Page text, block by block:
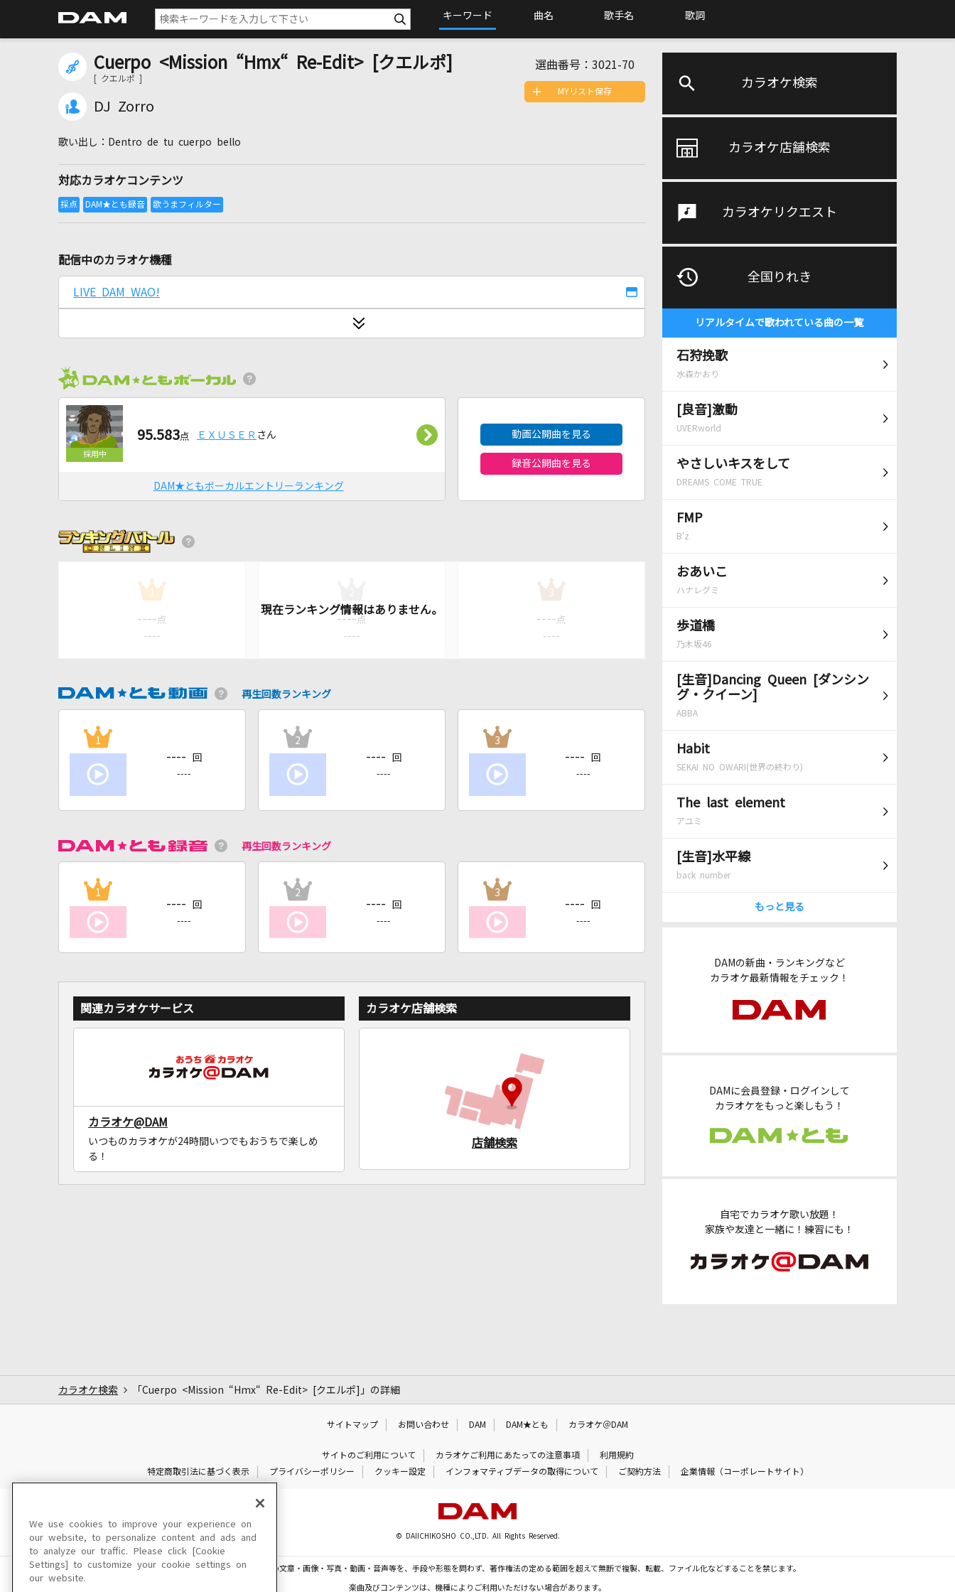
キーワード 曲名 歌手名 歌詞
カラオケ検索
カラオケ店舗検索
カラオケリクエスト
全国りれき
リアルタイムで歌われている曲の一覧
石狩挽歌
水森かおり
[良音]激動
UVERworld
やさしいキスをして
DREAMS COME TRUE
FMP
B'z
おあいこ
ハナレグミ
歩道橋
乃木坂46
[生音]Dancing Queen [ダンシン
グ・クイーン]
ABBA
Habit
SEKAI NO OWARI(世界の終わり)
The last element
アユミ
[生音]水平線
back number
もっと見る
DAMの新曲・ランキングなど
カラオケ最新情報をチェック！
DAMに会員登録・ログインして
カラオケをもっと楽しもう！
自宅でカラオケ歌い放題！
家族や友達と一緒に！練習にも！
Cuerpo <Mission “Hmx“ Re-Edit> [クエルポ]
[ クエルポ ]
DJ Zorro
選曲番号： 3021-70
Dentro de tu cuerpo bello
対応カラオケコンテンツ
MYリスト保存
配信中のカラオケ機種
LIVE DAM WAO!
95.583点 ＥＸＵＳＥＲ さん
DAM★ともボーカルエントリーランキング
動画公開曲を見る
録音公開曲を見る
1
---- 点
----
---- 点
----
3
---- 点
----
再生回数ランキング
1
---- 回
----
2
---- 回
----
3
---- 回
----
再生回数ランキング
1
---- 回
----
2
---- 回
----
3
---- 回
----
関連カラオケサービス
カラオケ@DAM
いつものカラオケが24時間いつでもおうちで楽しめ
る！
カラオケ店舗検索
店舗検索
カラオケ検索 「Cuerpo <Mission “Hmx“ Re-Edit> [クエルポ]」の詳細
サイトマップ お問い合わせ DAM DAM★とも カラオケ＠DAM
サイトのご利用について カラオケご利用にあたっての注意事項
利用規約
特定商取引法に基づく表示
プライバシーポリシー クッキー設定 インフォマティブデータの取得について ご契約方法 企業情報（コーポレートサイト）
© DAIICHIKOSHO CO.,LTD. All Rights Reserved.
このサイトに掲載されている一切の文章・画像・写真・動画・音声等を、手段や形態を問わず、著作権法の定める範囲を超えて無断で複製、転載、ファイル化などすることを禁じます。
楽曲及びコンテンツは、機種によりご利用いただけない場合があります。
We use cookies to improve your experience on
our website, to personalize content and ads and
to analyze our traffic. Please click [Cookie
Settings] to customize your cookie settings on
our website.